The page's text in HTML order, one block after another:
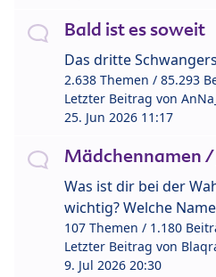
Bald ist es soweit
Das dritte
2.638 Themen / 85.293
Letzter Beitrag von
25. Jun 2026 11:17
Mädchennamen
Was ist dir bei der
wichtig? Welche
107 Themen / 1.180
Letzter Beitrag von
9. Jul 2026 20:30